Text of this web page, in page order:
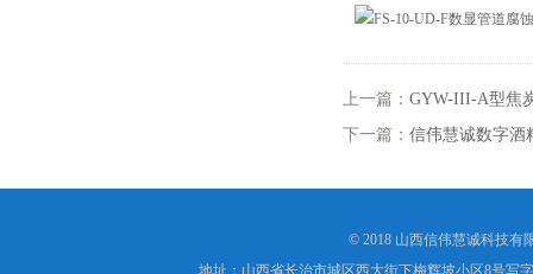
上一篇： GYW-III-A型焦
下一篇： 信伟慧诚数字酒
© 2018 山西信伟慧诚科技有
地址：山西省长治市城区西大街下梅辉坡小区8号写